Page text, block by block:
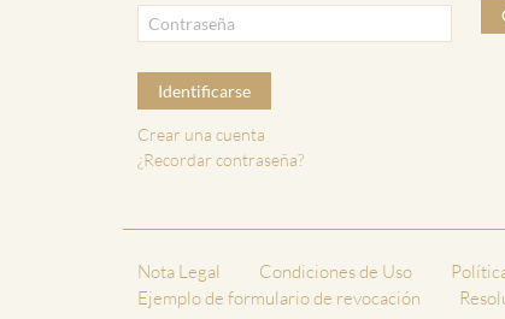
Identificarse
Crear una cuenta
¿Recordar contraseña?
Nota Legal Condiciones de Uso
Ejemplo de formulario de revocación